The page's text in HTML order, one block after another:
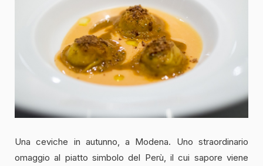
Una ceviche in autunno, a Modena. Uno straordinario
omaggio al piatto simbolo del Perù, il cui sapore viene